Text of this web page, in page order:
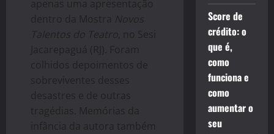
apenas uma apresentação
dentro da Mostra Novos
Talentos do Teatro , no Sesi
Jacarepaguá (RJ). Foram
colhidos depoimentos de
sobreviventes desses
desastres e de outras
tragédias. Memórias da
infância da autora também
Score de
crédito: o
que é,
como
funciona e
como
aumentar o
seu